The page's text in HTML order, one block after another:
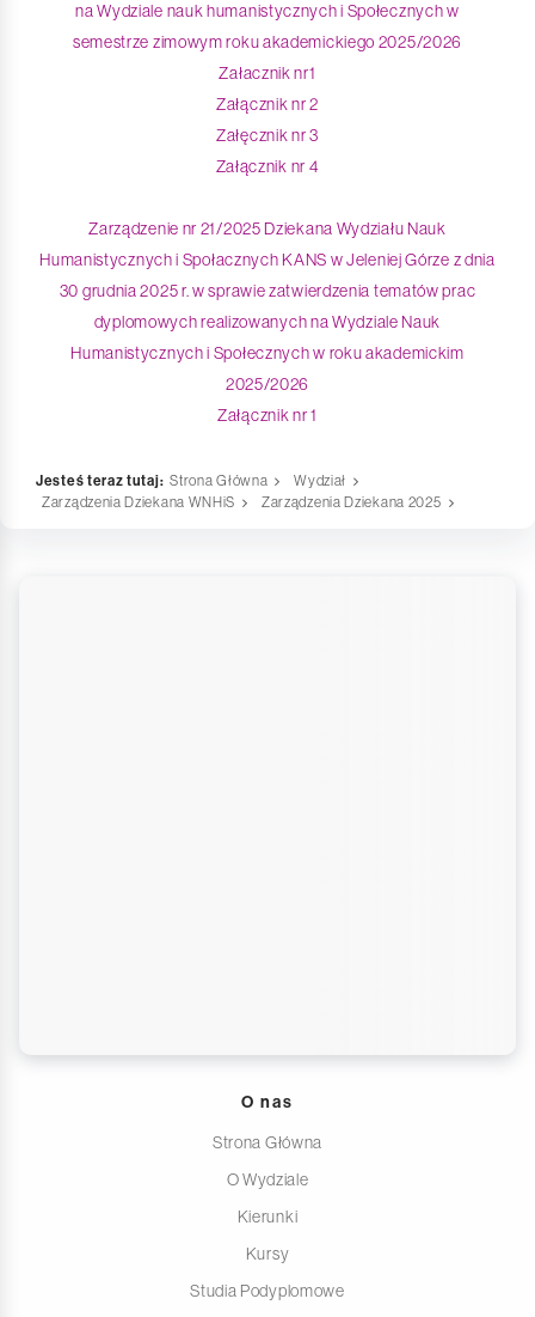
na Wydziale nauk humanistycznych i Społecznych w
semestrze zimowym roku akademickiego 2025/2026
Załacznik nr1
Załącznik nr 2
Załęcznik nr 3
Załącznik nr 4
Zarządzenie nr 21/2025 Dziekana Wydziału Nauk
Humanistycznych i Społacznych KANS w Jeleniej Górze z dnia
30 grudnia 2025 r. w sprawie zatwierdzenia tematów prac
dyplomowych realizowanych na Wydziale Nauk
Humanistycznych i Społecznych w roku akademickim
2025/2026
Załącznik nr 1
Jesteś teraz tutaj: Strona Główna
Wydział
Zarządzenia Dziekana WNHiS
Zarządzenia Dziekana 2025
O nas
Strona Główna
O Wydziale
Kierunki
Kursy
Studia Podyplomowe